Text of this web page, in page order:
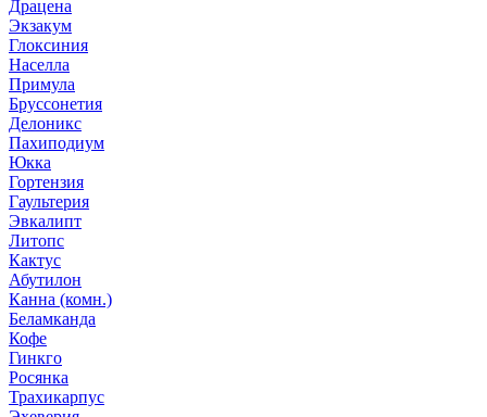
Драцена
Экзакум
Глоксиния
Населла
Примула
Бруссонетия
Делоникс
Пахиподиум
Юкка
Гортензия
Гаультерия
Эвкалипт
Литопс
Кактус
Абутилон
Канна (комн.)
Беламканда
Кофе
Гинкго
Росянка
Трахикарпус